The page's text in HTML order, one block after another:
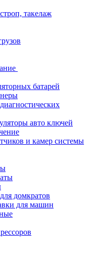
такелаж
батарей
авто ключей
и камер системы
домкратов
для машин